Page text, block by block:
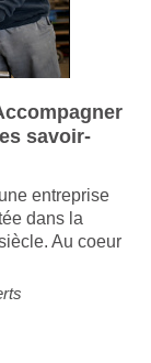
savoir-
entreprise
dans la
Au coeur